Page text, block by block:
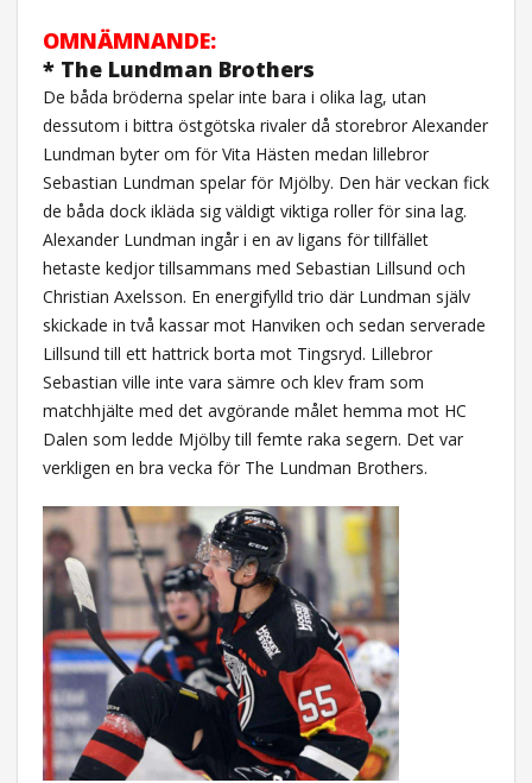
OMNÄMNANDE:
* The Lundman Brothers
De båda bröderna spelar inte bara i olika lag, utan
dessutom i bittra östgötska rivaler då storebror Alexander
Lundman byter om för Vita Hästen medan lillebror
Sebastian Lundman spelar för Mjölby. Den här veckan fick
de båda dock ikläda sig väldigt viktiga roller för sina lag.
Alexander Lundman ingår i en av ligans för tillfället
hetaste kedjor tillsammans med Sebastian Lillsund och
Christian Axelsson. En energifylld trio där Lundman själv
skickade in två kassar mot Hanviken och sedan serverade
Lillsund till ett hattrick borta mot Tingsryd. Lillebror
Sebastian ville inte vara sämre och klev fram som
matchhjälte med det avgörande målet hemma mot HC
Dalen som ledde Mjölby till femte raka segern. Det var
verkligen en bra vecka för The Lundman Brothers.